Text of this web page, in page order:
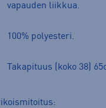
vapauden liikkua.
100% polyesteri.
Takapituus (koko 38)